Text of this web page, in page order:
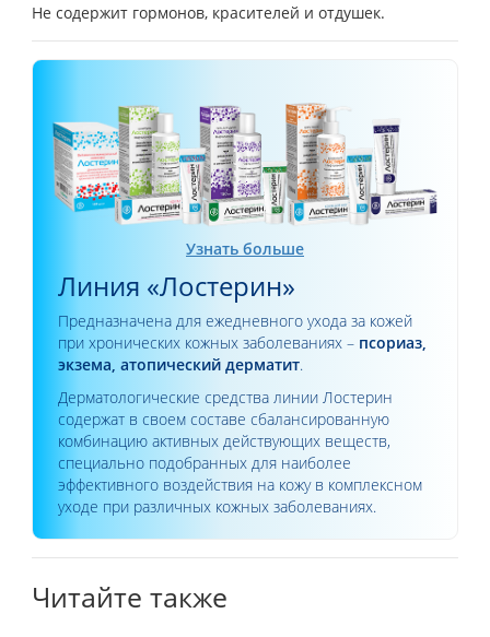
Не содержит гормонов, красителей и отдушек.
Узнать больше
Линия «Лостерин»
Предназначена для ежедневного ухода за кожей
при хронических кожных заболеваниях – псориаз,
экзема, атопический дерматит.
Дерматологические средства линии Лостерин
содержат в своем составе сбалансированную
комбинацию активных действующих веществ,
специально подобранных для наиболее
эффективного воздействия на кожу в комплексном
уходе при различных кожных заболеваниях.
Читайте также